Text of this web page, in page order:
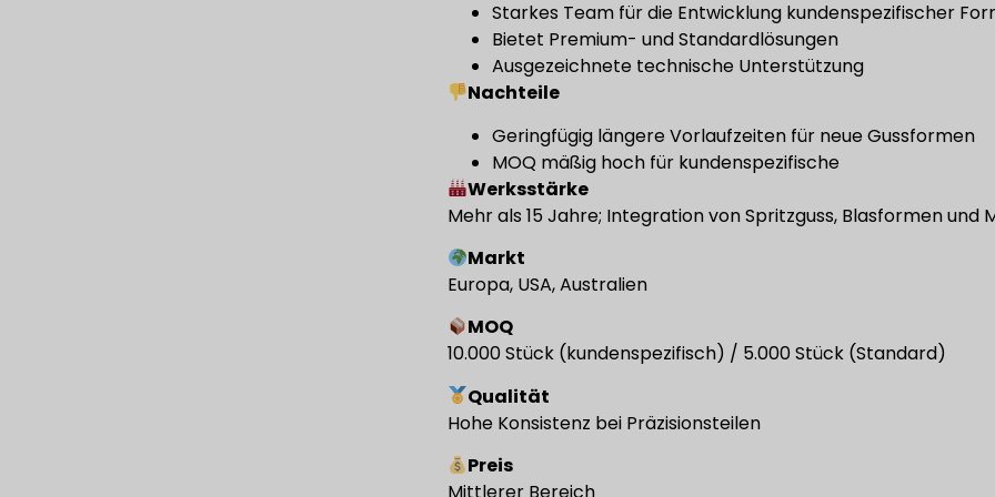
Starkes Team für die Entwicklung kundenspezifischer
Bietet Premium- und Standardlösungen
Ausgezeichnete technische Unterstützung
Nachteile
Geringfügig längere Vorlaufzeiten für neue Gussformen
MOQ mäßig hoch für kundenspezifische
Werksstärke
Mehr als 15 Jahre; Integration von Spritzguss, Blasformen und
Markt
Europa, USA, Australien
MOQ
10.000 Stück (kundenspezifisch) / 5.000 Stück (Standard)
Qualität
Hohe Konsistenz bei Präzisionsteilen
Preis